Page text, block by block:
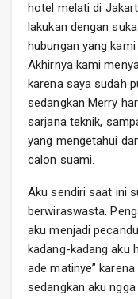
hotel melati di
lakukan dengan
hubungan yang
Akhirnya kami
karena saya sudah
sedangkan Merry
sarjana teknik,
yang mengetahui
calon suami.
Aku sendiri saat ini
berwiraswasta.
aku menjadi
kadang-kadang aku
ade matinye”
sedangkan aku